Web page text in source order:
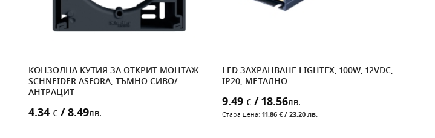
КОНЗОЛНА КУТИЯ ЗА ОТКРИТ МОНТАЖ
SCHNEIDER ASFORA, ТЪМНО СИВО/
АНТРАЦИТ
4.34 € / 8.49лв.
LED ЗАХРАНВАНЕ LIGHTEX, 100W, 12VDC,
IP20, МЕТАЛНО
9.49 € / 18.56лв.
Стара цена: 11.86 € / 23.20 лв.